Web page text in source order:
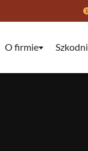
O firmie